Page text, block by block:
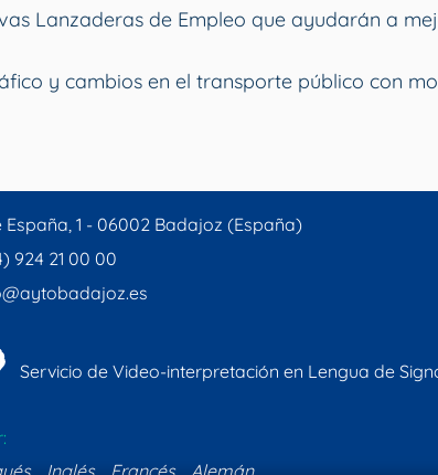
Lanzaderas de Empleo que ayudarán a
y cambios en el transporte público con
España, 1 - 06002 Badajoz (España)
924 21 00 00
Servicio de Video-interpretación en Lengua de